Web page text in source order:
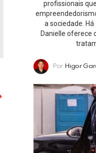
profissionais
a sociedade. Há
Danielle oferece
Por Higor